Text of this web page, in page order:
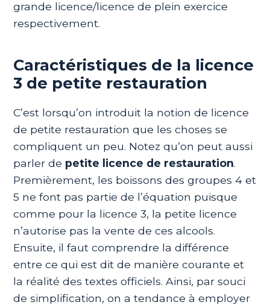
grande licence/licence de plein exercice
respectivement.
Caractéristiques de la licence
3 de petite restauration
C’est lorsqu’on introduit la notion de licence
de petite restauration que les choses se
compliquent un peu. Notez qu’on peut aussi
parler de petite licence de restauration.
Premièrement, les boissons des groupes 4 et
5 ne font pas partie de l’équation puisque
comme pour la licence 3, la petite licence
n’autorise pas la vente de ces alcools.
Ensuite, il faut comprendre la différence
entre ce qui est dit de manière courante et
la réalité des textes officiels. Ainsi, par souci
de simplification, on a tendance à employer